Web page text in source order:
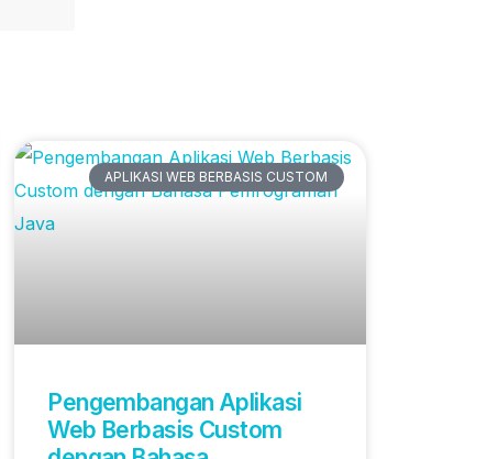
APLIKASI WEB BERBASIS CUSTOM
Pengembangan Aplikasi
Web Berbasis Custom